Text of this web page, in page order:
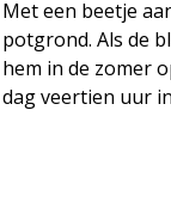
Met een beetje
potgrond. Als de
hem in de zomer
dag veertien uur